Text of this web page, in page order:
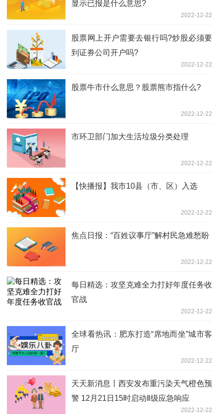
显示已报是什么意思?
2022-12-22
股票网上开户需要去银行吗?炒股必须要
到证券公司开户吗?
2022-12-22
股票牛市什么意思？股票熊市指什么?
2022-12-22
市环卫部门加大生活垃圾分类处理
2022-12-22
【快播报】我市10县（市、区）入选
2022-12-22
焦点日报：“百姓议事厅”解村民急难愁盼
2022-12-22
每日精选：攻坚克难全力打好年度任务收
官战
2022-12-22
全球看热讯：肥东打造“席地而坐”城市客
厅
2022-12-22
天天新消息丨西安发布重污染天气橙色预
警 12月21日15时启动Ⅱ级应急响应
2022-12-22